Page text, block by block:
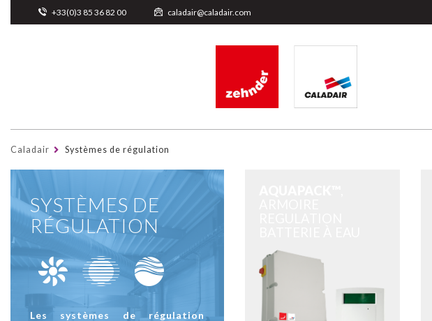
+33(0)3 85 36 82 00 caladair@caladair.com
Caladair Systèmes de régulation
SYSTÈMES DE
RÉGULATION
Les systèmes de régulation
Cookies management panel